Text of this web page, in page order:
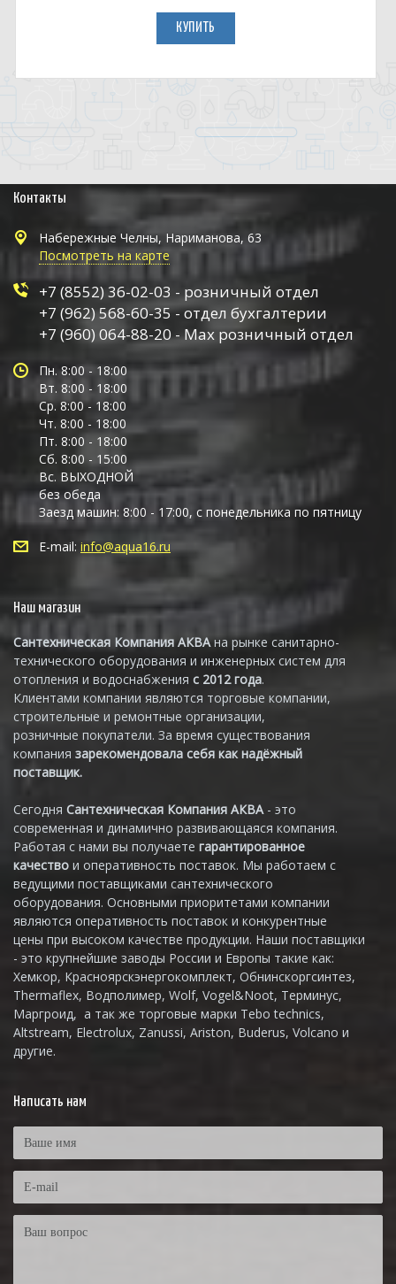
КУПИТЬ
Контакты
Набережные Челны, Нариманова, 63
Посмотреть на карте
+7 (8552) 36-02-03 - розничный отдел
+7 (962) 568-60-35 - отдел бухгалтерии
+7 (960) 064-88-20 - Max розничный отдел
Пн. 8:00 - 18:00
Вт. 8:00 - 18:00
Ср. 8:00 - 18:00
Чт. 8:00 - 18:00
Пт. 8:00 - 18:00
Сб. 8:00 - 15:00
Вс. ВЫХОДНОЙ
без обеда
Заезд машин: 8:00 - 17:00, с понедельника по пятницу
E-mail: info@aqua16.ru
Наш магазин
Сантехническая Компания АКВАна рынке санитарно-
технического оборудования и инженерных систем для
отопления и водоснабжения с 2012 года.
Клиентами компании являются торговые компании,
строительные и ремонтные организации,
розничные покупатели. За время существования
компания зарекомендовала себя как надёжный
поставщик.
Сегодня Сантехническая Компания АКВА - это
современная и динамично развивающаяся компания.
Работая с нами вы получаете гарантированное
качество и оперативность поставок. Мы работаем с
ведущими поставщиками сантехнического
оборудования. Основными приоритетами компании
являются оперативность поставок и конкурентные
цены при высоком качестве продукции. Наши поставщики
- это крупнейшие заводы России и Европы такие как:
Хемкор, Красноярскэнергокомплект, Обнинскоргсинтез,
Thermaflex, Водполимер, Wolf, Vogel&Noot, Терминус,
Маргроид, а так же торговые марки Tebo technics,
Altstream, Electrolux, Zanussi, Ariston, Buderus, Volcano и
другие.
Написать нам